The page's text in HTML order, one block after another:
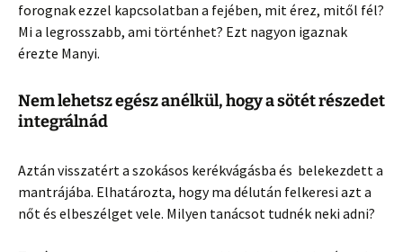
forognak ezzel kapcsolatban a fejében, mit érez, mitől fél?
Mi a legrosszabb, ami történhet? Ezt nagyon igaznak
érezte Manyi.
Nem lehetsz egész anélkül, hogy a sötét részedet
integrálnád
Aztán visszatért a szokásos kerékvágásba és belekezdett a
mantrájába. Elhatározta, hogy ma délután felkeresi azt a
nőt és elbeszélget vele. Milyen tanácsot tudnék neki adni?